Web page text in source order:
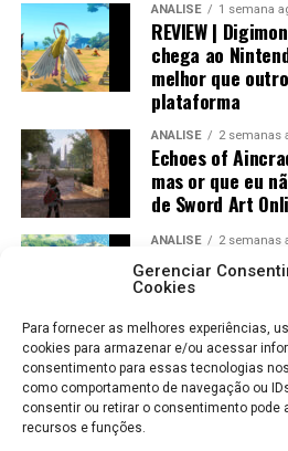
Gerenciar
Cookies
Para fornecer as melhores experiências,
cookies para armazenar e/ou acessar
consentimento para essas tecnologias
como comportamento de navegação ou
consentir ou retirar o consentimento pode
recursos e funções.
ANÁLISE 1 semana
REVIEW |
chega ao
melhor que
plataforma
ANÁLISE 2 semanas
Echoes of
mas or que eu
de Sword Art
ANÁLISE 2 semanas
Jogos Amados e
Maiores Acertos